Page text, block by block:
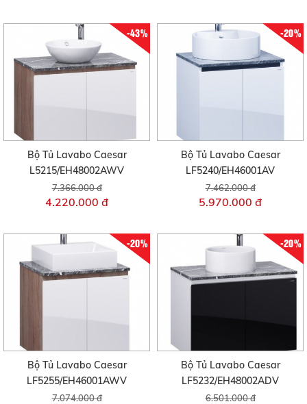
-43%
Bộ Tủ Lavabo Caesar
L5215/EH48002AWV
7.366.000 đ
4.220.000 đ
-20%
Bộ Tủ Lavabo Caesar
LF5240/EH46001AV
7.462.000 đ
5.970.000 đ
-20%
Bộ Tủ Lavabo Caesar
LF5255/EH46001AWV
7.074.000 đ
-20%
Bộ Tủ Lavabo Caesar
LF5232/EH48002ADV
6.501.000 đ